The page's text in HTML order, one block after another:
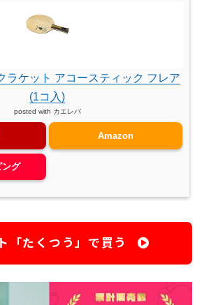
ラケット アコースティック フレア
(1コ入)
posted with カエレバ
Amazon
ング
「たくつう」で買う